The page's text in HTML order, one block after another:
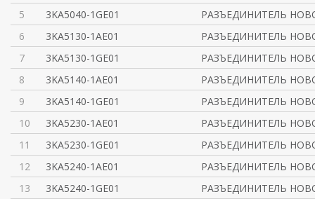
5
3KA5040-1GE01
РАЗЪЕДИНИТЕЛЬ
6
3KA5130-1AE01
РАЗЪЕДИНИТЕЛЬ
7
3KA5130-1GE01
РАЗЪЕДИНИТЕЛЬ
8
3KA5140-1AE01
РАЗЪЕДИНИТЕЛЬ
9
3KA5140-1GE01
РАЗЪЕДИНИТЕЛЬ
10
3KA5230-1AE01
РАЗЪЕДИНИТЕЛЬ
11
3KA5230-1GE01
РАЗЪЕДИНИТЕЛЬ
12
3KA5240-1AE01
РАЗЪЕДИНИТЕЛЬ
13
3KA5240-1GE01
РАЗЪЕДИНИТЕЛЬ